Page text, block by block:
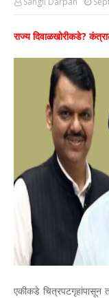
राज्य दिवाळखोरीकडे?
एकीकडे चित्रपटगृहांपासून